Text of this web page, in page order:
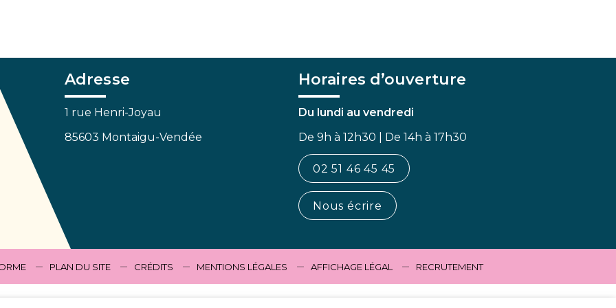
Adresse
1 rue Henri-Joyau
85603 Montaigu-Vendée
Horaires d’ouverture
Du lundi au vendredi
De 9h à 12h30 | De 14h à 17h30
02 51 46 45 45
Nous écrire
PLAN DU SITE CRÉDITS MENTIONS LÉGALES AFFICHAGE LÉGAL RECRUTEMENT